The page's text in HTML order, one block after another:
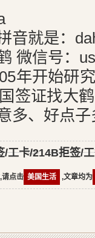
音就是：
微信号：
年开始研
签证找大
多、好点子
工卡/214B拒签/
请点击 美国生活 ,文章均为